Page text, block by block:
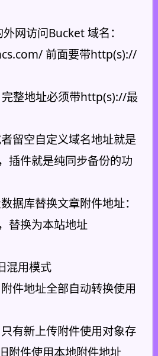
网访问Bucket 域名：
前面要带http(s)://
整地址必须带http(s)://最
留空自定义域名地址就是
插件就是纯同步备份的功
据库替换文章附件地址：
替换为本站地址
混用模式
件地址全部自动转换使用
有新上传附件使用对象存
附件使用本地附件地址